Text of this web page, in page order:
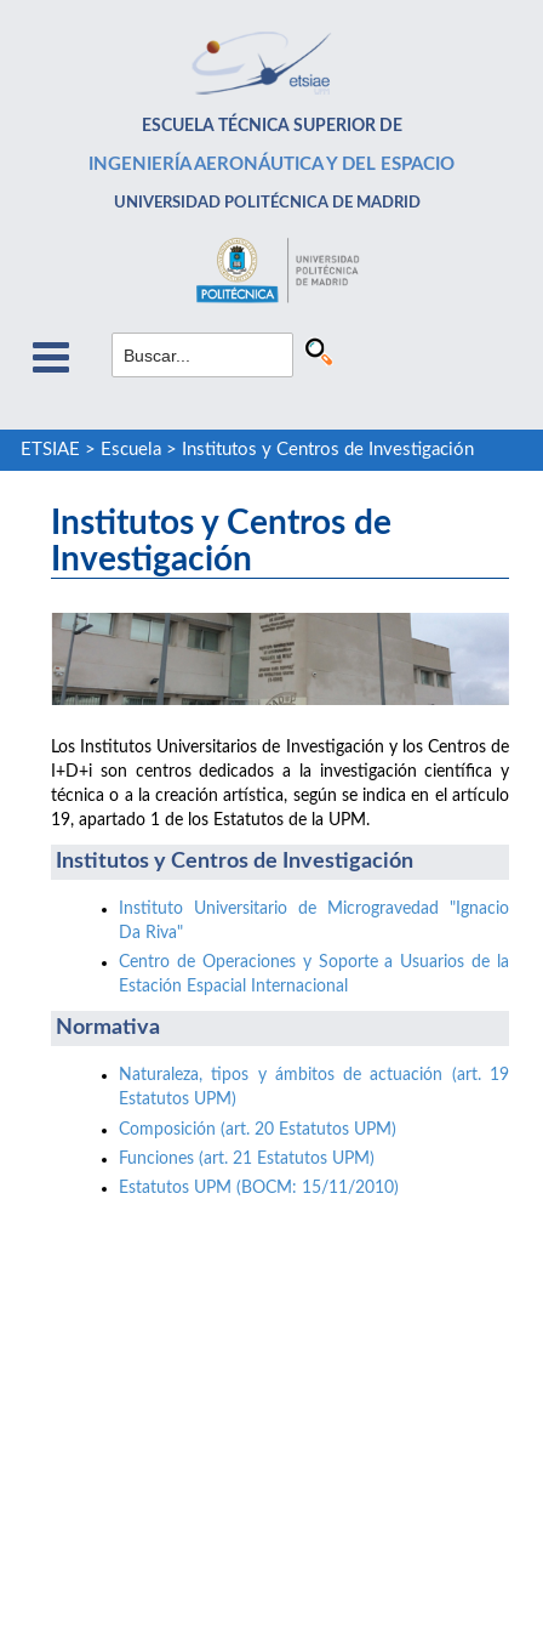
ESCUELA TÉCNICA SUPERIOR DE
INGENIERÍA AERONÁUTICA Y DEL ESPACIO
UNIVERSIDAD POLITÉCNICA DE MADRID
ETSIAE > Escuela> Institutos y Centros de Investigación
Institutos y Centros de
Investigación
Los Institutos Universitarios de Investigación y los Centros de
I+D+i son centros dedicados a la investigación científica y
técnica o a la creación artística, según se indica en el artículo
19, apartado 1 de los Estatutos de la UPM.
Institutos y Centros de Investigación
Instituto Universitario de Microgravedad "Ignacio
Da Riva"
Centro de Operaciones y Soporte a Usuarios de la
Estación Espacial Internacional
Normativa
Naturaleza, tipos y ámbitos de actuación (art. 19
Estatutos UPM)
Composición (art. 20 Estatutos UPM)
Funciones (art. 21 Estatutos UPM)
Estatutos UPM (BOCM: 15/11/2010)